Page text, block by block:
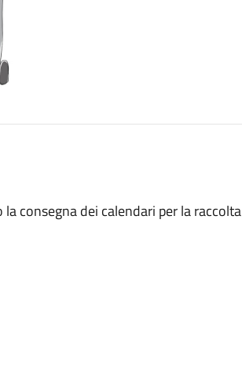
consegna dei calendari per la raccolta